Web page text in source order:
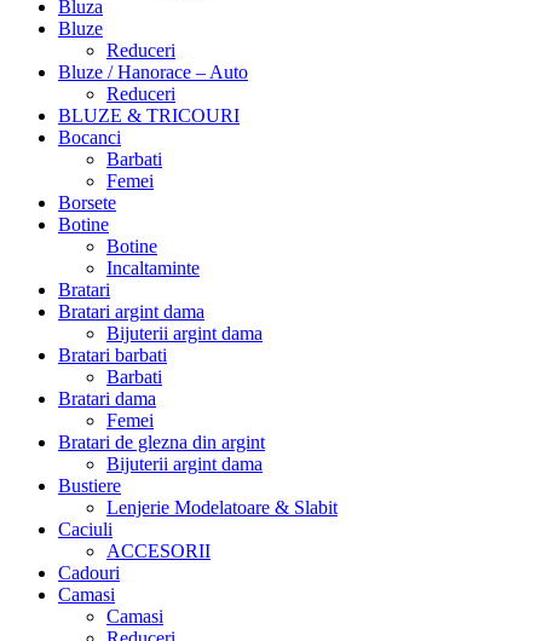
Bluza
Bluze
Reduceri
Bluze / Hanorace – Auto
Reduceri
BLUZE & TRICOURI
Bocanci
Barbati
Femei
Borsete
Botine
Botine
Incaltaminte
Bratari
Bratari argint dama
Bijuterii argint dama
Bratari barbati
Barbati
Bratari dama
Femei
Bratari de glezna din argint
Bijuterii argint dama
Bustiere
Lenjerie Modelatoare & Slabit
Caciuli
ACCESORII
Cadouri
Camasi
Camasi